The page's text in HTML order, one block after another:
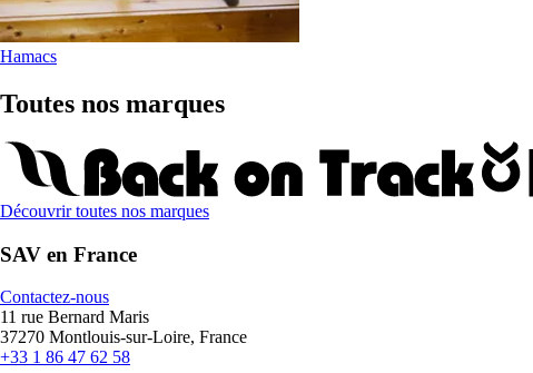
Hamacs
Toutes nos marques
Découvrir toutes nos marques
SAV en France
Contactez-nous
11 rue Bernard Maris
37270 Montlouis-sur-Loire, France
+33 1 86 47 62 58